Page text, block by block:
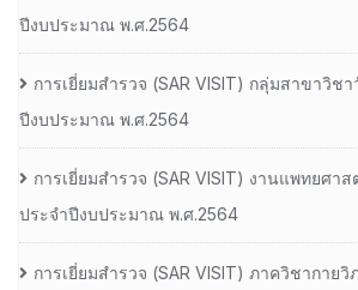
ปีงบประมาณ พ.ศ.2564
การเยี่ยมสํารวจ (SAR VISIT) กลุ่มสาขาวิช
ปีงบประมาณ พ.ศ.2564
การเยี่ยมสํารวจ (SAR VISIT) งานแพทยศ
ประจําปีงบประมาณ พ.ศ.2564
การเยี่ยมสํารวจ (SAR VISIT) ภาควิชากาย